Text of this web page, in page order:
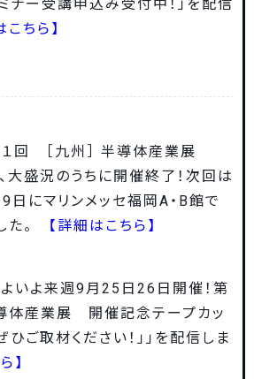
ナー受講申込み受付中！」を配信
こちら】
１回 ［九州］ 半導体産業展
大盛況のうちに開催終了！次回は
にマリンメッセ福岡A・B館で
た。
【詳細はこちら】
よいよ来週9月25日26日開催！第
体産業展 開催記念テープカッ
ひご取材ください！」」を配信しま
】